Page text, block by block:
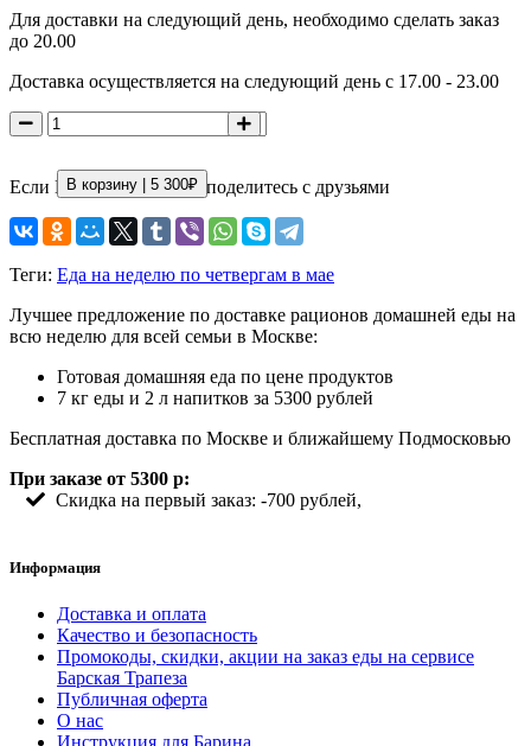
Для доставки на следующий день, необходимо сделать заказ
до 20.00
Доставка осуществляется на следующий день с 17.00 - 23.00
В корзину | 5 300₽
Если Вам понравилось, поделитесь с друзьями
Теги: Еда на неделю по четвергам в мае
Лучшее предложение по доставке рационов домашней еды на
всю неделю для всей семьи в Москве:
Готовая домашняя еда по цене продуктов
7 кг еды и 2 л напитков за 5300 рублей
Бесплатная доставка по Москве и ближайшему Подмосковью
При заказе от 5300 р:
Скидка на первый заказ: -700 рублей,
Информация
Доставка и оплата
Качество и безопасность
Промокоды, скидки, акции на заказ еды на сервисе
Барская Трапеза
Публичная оферта
О нас